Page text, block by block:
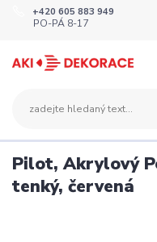
+420 605 883 949
PO-PÁ 8-17
Pilot, Akrylový
tenký, červená